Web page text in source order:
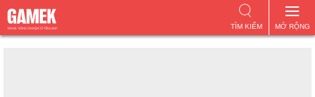
MỞ RỘNG
TÌM KIẾM